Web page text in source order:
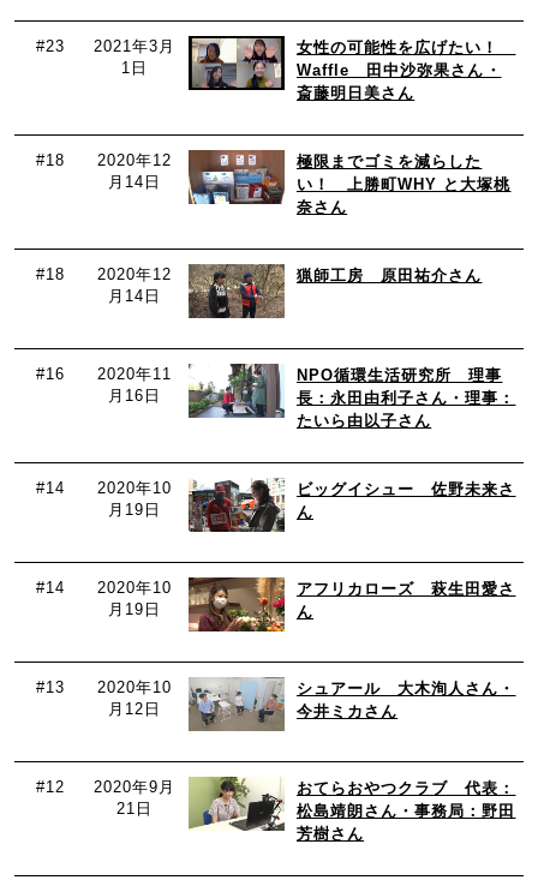
#23
2021年3月
1日
女性の可能性を広げたい！
Waffle 田中沙弥果さん・
斎藤明日美さん
#18
2020年12
月14日
極限までゴミを減らした
い！ 上勝町WHY と大塚桃
奈さん
#18
2020年12
月14日
猟師工房 原田祐介さん
#16
2020年11
月16日
NPO循環生活研究所 理事
長：永田由利子さん・理事：
たいら由以子さん
#14
2020年10
月19日
ビッグイシュー 佐野未来さ
ん
#14
2020年10
月19日
アフリカローズ 萩生田愛さ
ん
#13
2020年10
月12日
シュアール 大木洵人さん・
今井ミカさん
#12
2020年9月
21日
おてらおやつクラブ 代表：
松島靖朗さん・事務局：野田
芳樹さん